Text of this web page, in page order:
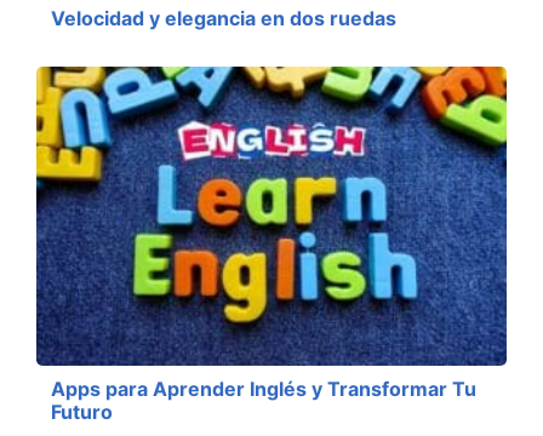
Velocidad y elegancia en dos ruedas
Apps para Aprender Inglés y Transformar Tu
Futuro